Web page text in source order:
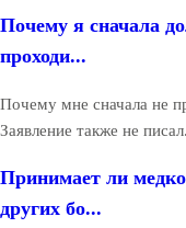
Почему я сначала
проходи...
Почему мне сначала не
Заявление также не писал.
Принимает ли
других бо...